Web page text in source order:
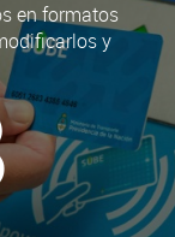
en formatos
y